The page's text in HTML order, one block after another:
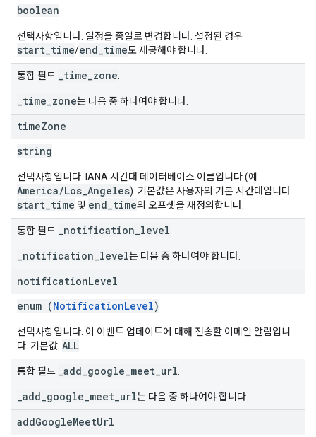
boolean
선택사항입니다. 일정을 종일로 변경합니다. 설정된 경우
start_time/end_time도 제공해야 합니다.
통합 필드 _time_zone
_time_zone는 다음 중 하나여야 합니다.
timeZone
string
선택사항입니다. IANA 시간대 데이터베이스 이름입니다 (예:
America/Los_Angeles). 기본값은 사용자의 기본 시간대입니다.
start_time 및 end_time의 오프셋을 재정의합니다.
통합 필드 _notification_level
_notification_level는 다음 중 하나여야 합니다.
notificationLevel
enum (NotificationLevel)
선택사항입니다. 이 이벤트 업데이트에 대해 전송할 이메일 알림입니
다. 기본값: ALL
통합 필드 _add_google_meet_url
_add_google_meet_url는 다음 중 하나여야 합니다.
addGoogleMeetUrl